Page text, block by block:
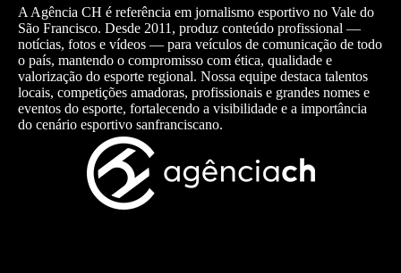
A Agência CH é referência em jornalismo esportivo no Vale do
São Francisco. Desde 2011, produz conteúdo profissional —
notícias, fotos e vídeos — para veículos de comunicação de todo
o país, mantendo o compromisso com ética, qualidade e
valorização do esporte regional. Nossa equipe destaca talentos
locais, competições amadoras, profissionais e grandes nomes e
eventos do esporte, fortalecendo a visibilidade e a importância
do cenário esportivo sanfranciscano.